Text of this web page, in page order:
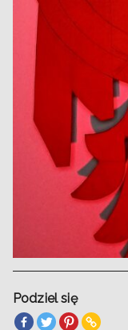
Podziel się